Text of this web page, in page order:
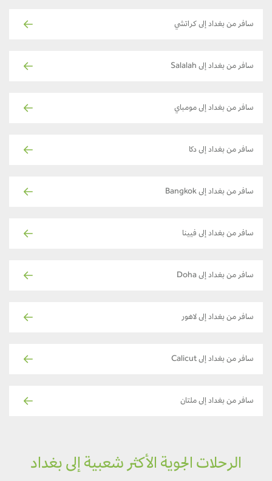
سافر من بغداد إلى كراتشي
سافر من بغداد إلى Salalah
سافر من بغداد إلى مومباي
سافر من بغداد إلى دكا
سافر من بغداد إلى Bangkok
سافر من بغداد إلى فيينا
سافر من بغداد إلى Doha
سافر من بغداد إلى لاهور
سافر من بغداد إلى Calicut
سافر من بغداد إلى ملتان
الرحلات الجوية الأكثر شعبية إلى بغداد